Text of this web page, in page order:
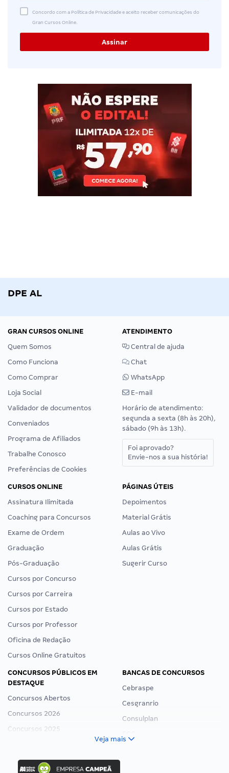
Concordo com a Política de Privacidade e aceito receber comunicações do
Gran Cursos Online.
DPE AL
GRAN CURSOS ONLINE
Quem Somos
Como Funciona
Como Comprar
Loja Social
Validador de documentos
Conveniados
Programa de Afiliados
Trabalhe Conosco
Preferências de Cookies
ATENDIMENTO
Central de ajuda
Chat
WhatsApp
E-mail
Horário de atendimento:
segunda a sexta (8h às 20h),
sábado (9h às 13h).
Foi aprovado?
Envie-nos a sua história!
CURSOS ONLINE
Assinatura Ilimitada
Coaching para Concursos
Exame de Ordem
Graduação
Pós-Graduação
Cursos por Concurso
Cursos por Carreira
Cursos por Estado
Cursos por Professor
Oficina de Redação
Cursos Online Gratuitos
PÁGINAS ÚTEIS
Depoimentos
Material Grátis
Aulas ao Vivo
Aulas Grátis
Sugerir Curso
CONCURSOS PÚBLICOS EM
DESTAQUE
Concursos Abertos
Concursos 2026
Concursos 2025
Concurso Ibama
BANCAS DE CONCURSOS
Cebraspe
Cesgranrio
Consulplan
Veja mais